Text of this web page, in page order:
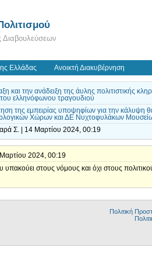
Διαβουλεύσεων
Ελλάδας Ανοικτή Διακυβέρνηση
και την ανάδειξη της άυλης πολιτιστικής
ελληνόφωνου τραγουδιού
της εμπειρίας υποψηφίων για την
Χώρων και ΔΕ Νυχτοφυλάκων
Σ. | 14 Μαρτίου 2024, 00:19
2024, 00:19
υπακούει στους νόμους και όχι στους
Πολιτική